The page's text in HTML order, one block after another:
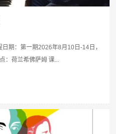
期：第一期2026年8月10日-14日，
：荷兰希佛萨姆 课...